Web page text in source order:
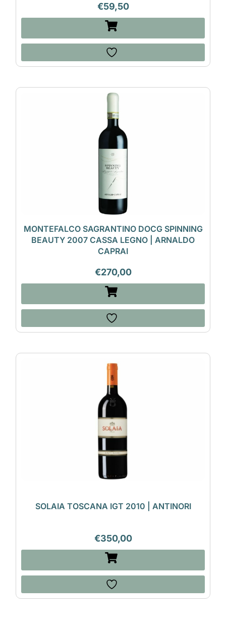
€59,50
MONTEFALCO SAGRANTINO DOCG SPINNING
BEAUTY 2007 CASSA LEGNO | ARNALDO
CAPRAI
€270,00
SOLAIA TOSCANA IGT 2010 | ANTINORI
€350,00